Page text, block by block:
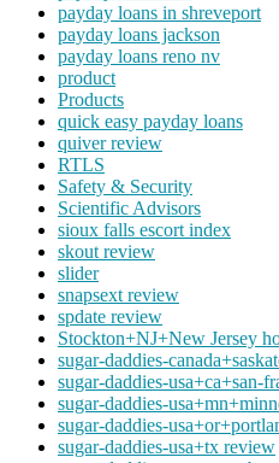
payday loans in shreveport
payday loans jackson
payday loans reno nv
product
Products
quick easy payday loans
quiver review
RTLS
Safety & Security
Scientific Advisors
sioux falls escort index
skout review
slider
snapsext review
spdate review
Stockton+NJ+New Jersey
sugar-daddies-
sugar-daddies-usa+ca+san-
sugar-daddies-
sugar-daddies-
sugar-daddies-usa+tx review